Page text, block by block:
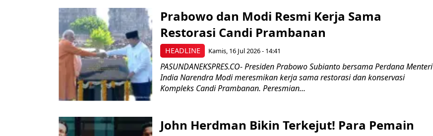
HEADLINE
Prabowo dan Modi Resmi Kerja Sama
Restorasi Candi Prambanan
Kamis, 16 Jul 2026 - 14:41
PASUNDANEKSPRES.CO- Presiden Prabowo Subianto bersama Perdana Menteri
India Narendra Modi meresmikan kerja sama restorasi dan konservasi
Kompleks Candi Prambanan. Peresmian...
John Herdman Bikin Terkejut! Para Pemain